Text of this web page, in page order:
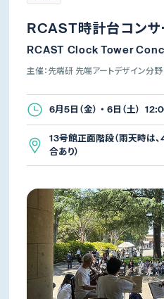
RCAST時計台コンサ
RCAST Clock Tower
主催：先端研 先端アートデザイン分
6月5日（金） ・ 6日（土）
13号館正面階段（雨天時は
合あり）